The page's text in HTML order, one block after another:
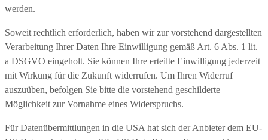
werden.
Soweit rechtlich erforderlich, haben wir zur vorstehend dargestellten
Verarbeitung Ihrer Daten Ihre Einwilligung gemäß Art. 6 Abs. 1 lit.
a DSGVO eingeholt. Sie können Ihre erteilte Einwilligung jederzeit
mit Wirkung für die Zukunft widerrufen. Um Ihren Widerruf
auszuüben, befolgen Sie bitte die vorstehend geschilderte
Möglichkeit zur Vornahme eines Widerspruchs.
Für Datenübermittlungen in die USA hat sich der Anbieter dem EU-